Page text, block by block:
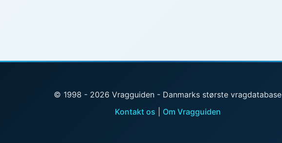
© 1998 - 2026 Vragguiden - Danmarks største vragdatabase
Kontakt os
Om Vragguiden